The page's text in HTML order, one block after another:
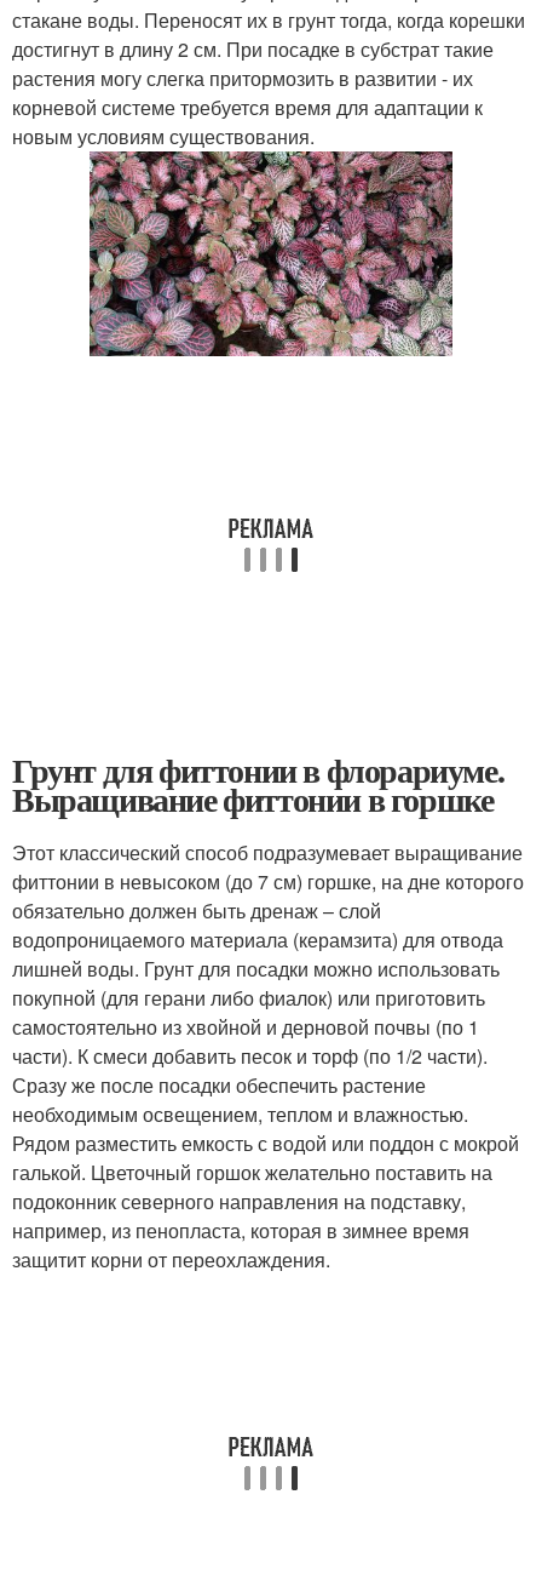
стакане воды. Переносят их в грунт тогда, когда корешки
достигнут в длину 2 см. При посадке в субстрат такие
растения могу слегка притормозить в развитии - их
корневой системе требуется время для адаптации к
новым условиям существования.
Грунт для фиттонии в флорариуме.
Выращивание фиттонии в горшке
Этот классический способ подразумевает выращивание
фиттонии в невысоком (до 7 см) горшке, на дне которого
обязательно должен быть дренаж – слой
водопроницаемого материала (керамзита) для отвода
лишней воды. Грунт для посадки можно использовать
покупной (для герани либо фиалок) или приготовить
самостоятельно из хвойной и дерновой почвы (по 1
части). К смеси добавить песок и торф (по 1/2 части).
Сразу же после посадки обеспечить растение
необходимым освещением, теплом и влажностью.
Рядом разместить емкость с водой или поддон с мокрой
галькой. Цветочный горшок желательно поставить на
подоконник северного направления на подставку,
например, из пенопласта, которая в зимнее время
защитит корни от переохлаждения.